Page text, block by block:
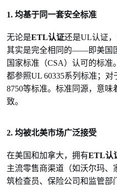
1. 均基于同一套安全标准
无论是ETL认证还是UL认证
其实是完全相同的——即美国
国家标准（CSA）认可的标
都参照UL 60335系列标准；
8750等标准。标准同源，意
致。
2. 均被北美市场广泛接受
在美国和加拿大，拥有ETL认
主流零售商渠道（如沃尔玛
筑检查员、保险公司和监管部